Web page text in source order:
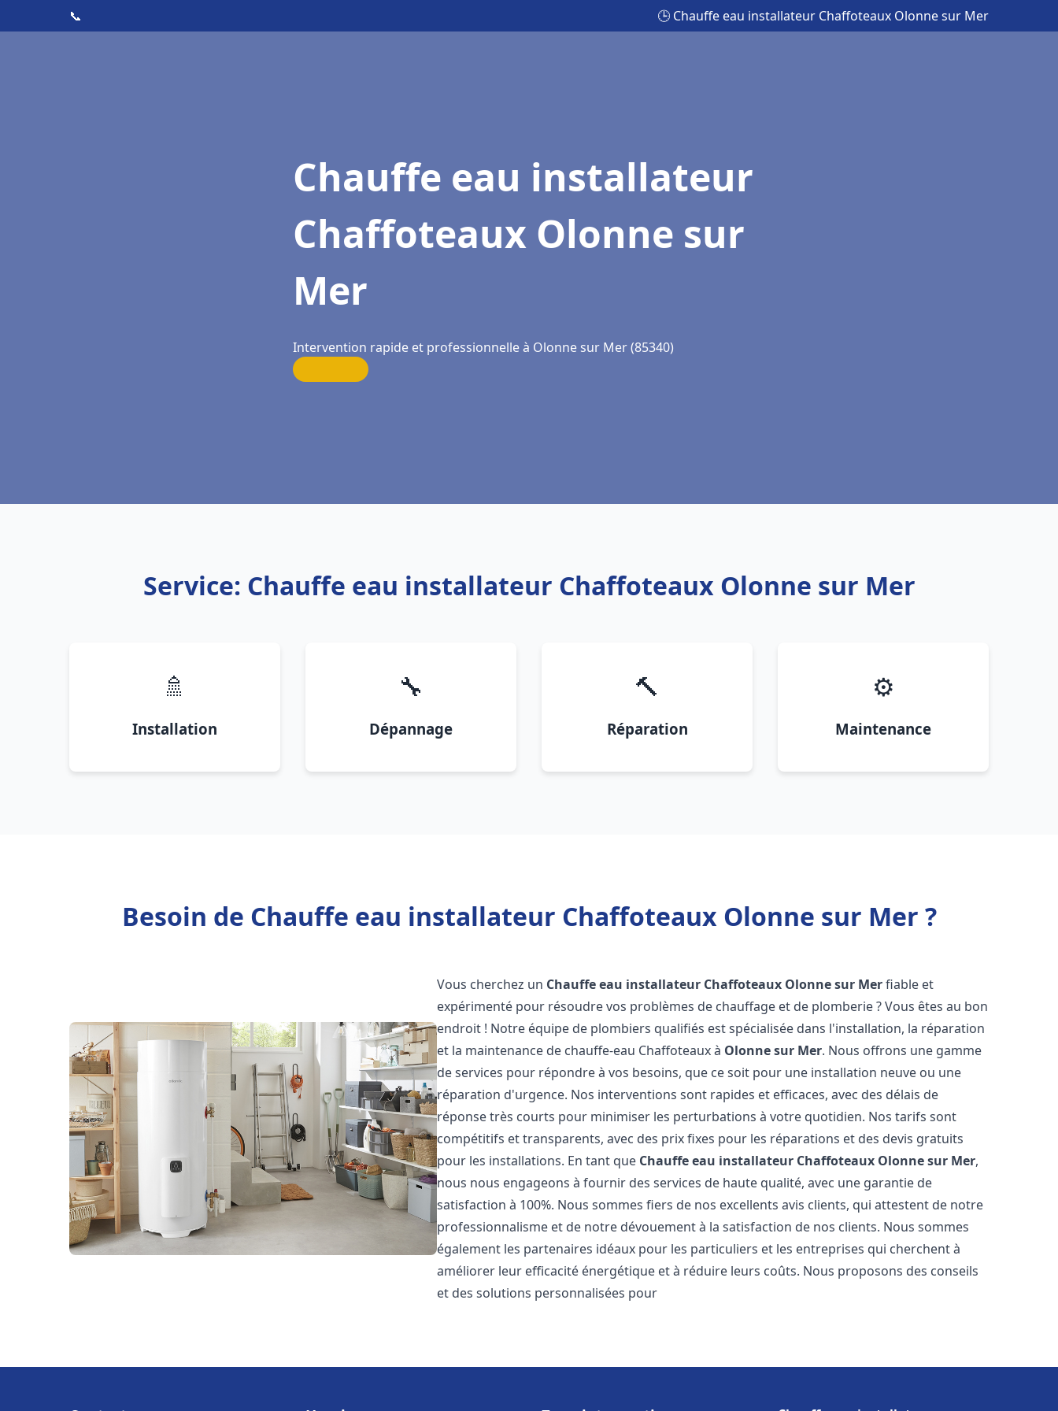
📞 🕒 Chauffe eau installateur Chaffoteaux Olonne sur Mer
Chauffe eau installateur
Chaffoteaux Olonne sur
Mer
Intervention rapide et professionnelle à Olonne sur Mer (85340)
Service: Chauffe eau installateur Chaffoteaux Olonne sur Mer
🚿
Installation
🔧
Dépannage
🔨
Réparation
⚙️
Maintenance
Besoin de Chauffe eau installateur Chaffoteaux Olonne sur Mer ?
Vous cherchez un Chauffe eau installateur Chaffoteaux Olonne sur Merfiable et
expérimenté pour résoudre vos problèmes de chauffage et de plomberie ? Vous êtes au bon
endroit ! Notre équipe de plombiers qualifiés est spécialisée dans l'installation, la réparation
et la maintenance de chauffe-eau Chaffoteaux à Olonne sur Mer. Nous offrons une gamme
de services pour répondre à vos besoins, que ce soit pour une installation neuve ou une
réparation d'urgence. Nos interventions sont rapides et efficaces, avec des délais de
réponse très courts pour minimiser les perturbations à votre quotidien. Nos tarifs sont
compétitifs et transparents, avec des prix fixes pour les réparations et des devis gratuits
pour les installations. En tant que Chauffe eau installateur Chaffoteaux Olonne sur Mer,
nous nous engageons à fournir des services de haute qualité, avec une garantie de
satisfaction à 100%. Nous sommes fiers de nos excellents avis clients, qui attestent de notre
professionnalisme et de notre dévouement à la satisfaction de nos clients. Nous sommes
également les partenaires idéaux pour les particuliers et les entreprises qui cherchent à
améliorer leur efficacité énergétique et à réduire leurs coûts. Nous proposons des conseils
et des solutions personnalisées pour